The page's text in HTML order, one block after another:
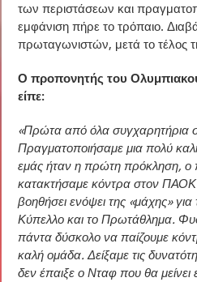
των περιστάσεων και
εμφάνιση πήρε το τρόπαιο.
πρωταγωνιστών, μετά το τέλος
Ο προπονητής του
είπε:
«Πρώτα από όλα συγχαρητήρια
Πραγματοποιήσαμε μια πολύ
εμάς ήταν η πρώτη πρόκληση, ο
κατακτήσαμε κόντρα στον
βοηθήσει ενόψει της «μάχης» για
Κύπελλο και το Πρωτάθλημα.
πάντα δύσκολο να παίζουμε
καλή ομάδα. Δείξαμε τις
δεν έπαιξε ο Νταφ που θα μείνει